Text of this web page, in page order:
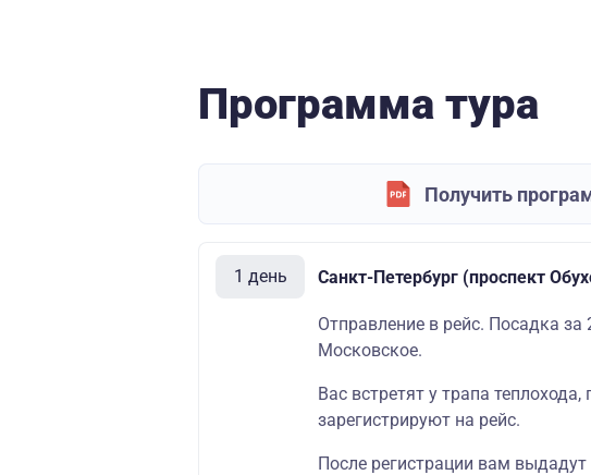
Программа тура
Получить
1 день Санкт-Петербург (проспект
Отправление в рейс. Посадка
Московское.
Вас встретят у трапа
зарегистрируют на рейс.
После регистрации вам